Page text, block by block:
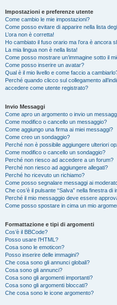
Impostazioni e preferenze utente
Come cambio le mie impostazioni?
Come posso evitare di apparire nella lista
L’ora non è corretta!
Ho cambiato il fuso orario ma l’ora è ancora
La mia lingua non è nella lista!
Come posso mostrare un’immagine sotto il
Come posso inserire un avatar?
Qual è il mio livello e come faccio a
Perché quando clicco sul collegamento
accedere come utente registrato?
Invio Messaggi
Come apro un argomento o invio un
Come modifico o cancello un messaggio?
Come aggiungo una firma ai miei messaggi?
Come creo un sondaggio?
Perché non è possibile aggiungere ulteriori
Come modifico o cancello un sondaggio?
Perché non riesco ad accedere a un forum?
Perché non riesco ad aggiungere allegati?
Perché ho ricevuto un richiamo?
Come posso segnalare messaggi ai
Che cos’è il pulsante “Salva” nella finestra di
Perché il mio messaggio deve essere
Come posso spostare in cima un mio
Formattazione e tipi di argomenti
Cos’è il BBCode?
Posso usare l’HTML?
Cosa sono le emoticon?
Posso inserire delle immagini?
Che cosa sono gli annunci globali?
Cosa sono gli annunci?
Cosa sono gli argomenti importanti?
Cosa sono gli argomenti bloccati?
Che cosa sono le icone argomento?